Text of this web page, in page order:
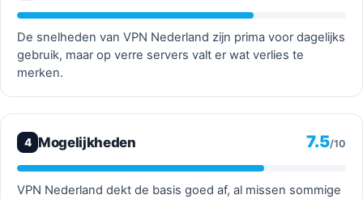
De snelheden van VPN Nederland zijn prima voor dagelijks
gebruik, maar op verre servers valt er wat verlies te
merken.
4 Mogelijkheden 7.5/10
VPN Nederland dekt de basis goed af, al missen sommige